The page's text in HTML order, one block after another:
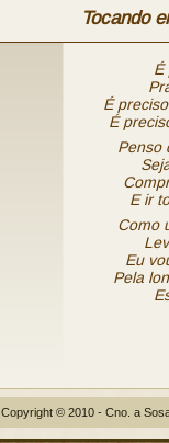
Tocando
É
É
É
Penso
E ir
Como
Eu
Pela
Copyright © 2010 - Cno. a